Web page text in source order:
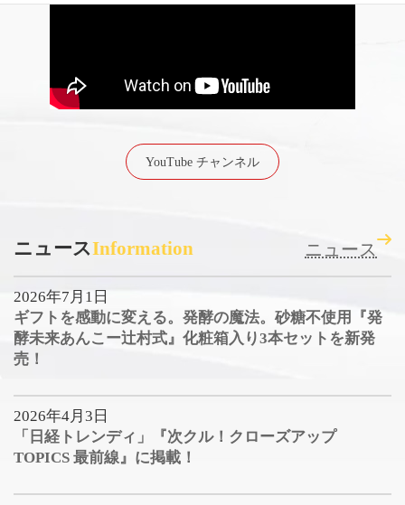
YouTube チャンネル
ニュースInformation ニュース
2026年7月1日
ギフトを感動に変える。発酵の魔法。砂糖不使用『発
酵未来あんこー辻村式』化粧箱入り3本セットを新発
売！
2026年4月3日
「日経トレンディ」『次クル！クローズアップ
TOPICS 最前線』に掲載！